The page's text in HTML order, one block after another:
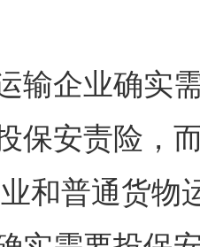
输企业确实
保安责险，
和普通货物